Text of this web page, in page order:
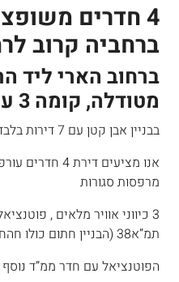
4 חדרים
ברחביה קרוב
ברחוב הארי ליד
מטודלה, קומה 3 עם מעלית.
בבניין אבן קטן עם 7 דירות בלבד.
מרפסות סגורות
3 כיווני אוויר מלאים ,
תמ”א38 (הבניין חתום כולו חהחל התהליך לקבל היתר) .
הפוטנציאל עם חדר ממ”ד נוסף